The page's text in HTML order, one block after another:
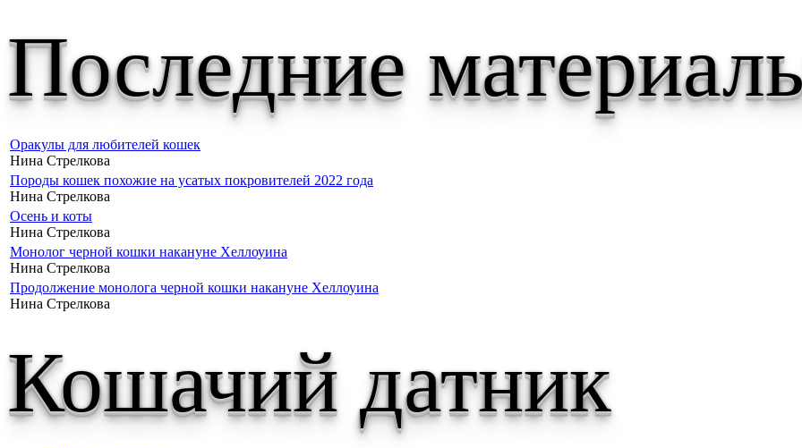
Последние
Оракулы для любителей кошек
Нина Стрелкова
Породы кошек похожие на усатых покровителей 2022 года
Нина Стрелкова
Осень и коты
Нина Стрелкова
Монолог черной кошки накануне Хеллоуина
Нина Стрелкова
Продолжение монолога черной кошки накануне Хеллоуина
Нина Стрелкова
Кошачий датник